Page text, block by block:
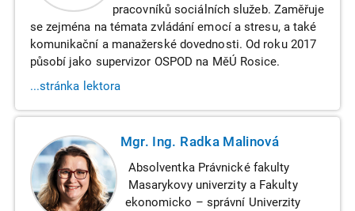
pracovníků sociálních služeb. Zaměřuje
se zejména na témata zvládání emocí a stresu, a také
komunikační a manažerské dovednosti. Od roku 2017
působí jako supervizor OSPOD na MěÚ Rosice.
...stránka lektora
Mgr. Ing. Radka Malinová
Absolventka Právnické fakulty
Masarykovy univerzity a Fakulty
ekonomicko – správní Univerzity